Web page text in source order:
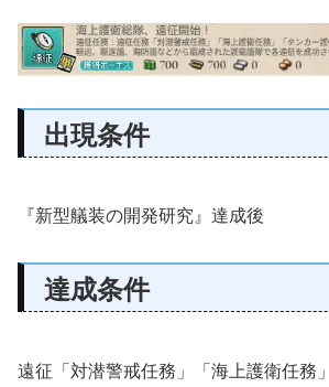
出現条件
『新型艤装の開発研究』達成後
達成条件
遠征「対潜警戒任務」「海上護衛任務